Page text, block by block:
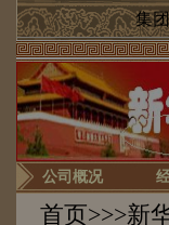
集
公司概况
首页>>>新